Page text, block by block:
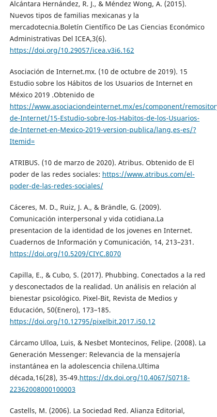
Alcántara Hernández, R. J., & Méndez Wong, A. (2015).
Nuevos tipos de familias mexicanas y la
mercadotecnia.Boletín Científico De Las Ciencias Económico
Administrativas Del ICEA,3(6).
https://doi.org/10.29057/icea.v3i6.162
Asociación de Internet.mx. (10 de octubre de 2019). 15
Estudio sobre los Hábitos de los Usuarios de Internet en
México 2019 .Obtenido de
https://www.asociaciondeinternet.mx/es/component/
de-Internet/15-Estudio-sobre-los-Habitos-de-los-Usuarios-
de-Internet-en-Mexico-2019-version-publica/lang,es-es/?
Itemid=
ATRIBUS. (10 de marzo de 2020). Atribus. Obtenido de El
poder de las redes sociales: https://www.atribus.com/el-
poder-de-las-redes-sociales/
Cáceres, M. D., Ruiz, J. A., & Brändle, G. (2009).
Comunicación interpersonal y vida cotidiana.La
presentacion de la identidad de los jovenes en Internet.
Cuadernos de Información y Comunicación, 14, 213–231.
https://doi.org/10.5209/CIYC.8070
Capilla, E., & Cubo, S. (2017). Phubbing. Conectados a la red
y desconectados de la realidad. Un análisis en relación al
bienestar psicológico. Pixel-Bit, Revista de Medios y
Educación, 50(Enero), 173–185.
https://doi.org/10.12795/pixelbit.2017.i50.12
Cárcamo Ulloa, Luis, & Nesbet Montecinos, Felipe. (2008). La
Generación Messenger: Relevancia de la mensajería
instantánea en la adolescencia chilena.Ultima
década,16(28), 35-49.https://dx.doi.org/10.4067/S0718-
22362008000100003
Castells, M. (2006). La Sociedad Red. Alianza Editorial,